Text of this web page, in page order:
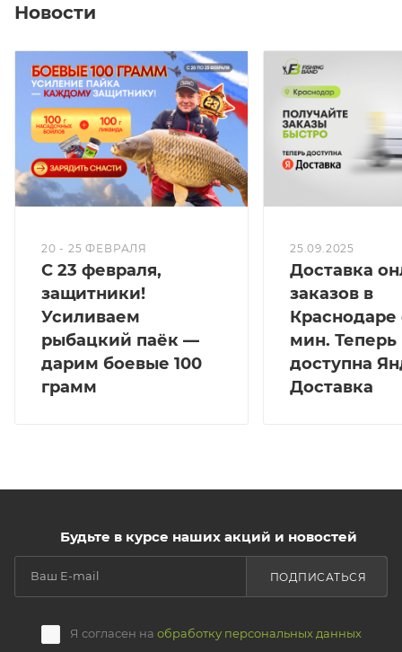
Новости
20 - 25 ФЕВРАЛЯ
С 23 февраля,
защитники!
Усиливаем
рыбацкий паёк —
дарим боевые 100
грамм
25.09.2025
Доставка
заказов в
Краснодаре
мин. Теперь
доступна
Доставка
Будьте в курсе наших акций и новостей
Я согласен на обработку персональных данных
ПОДПИСАТЬСЯ